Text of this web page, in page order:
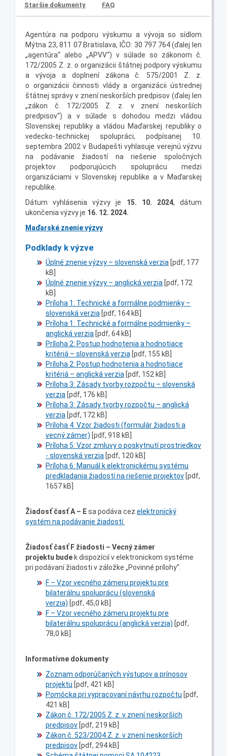
Staršie dokumenty FAQ
Agentúra na podporu výskumu a vývoja so sídlom
Mýtna 23, 811 07 Bratislava, IČO: 30 797 764 (ďalej len
„agentúra“ alebo „APVV“) v súlade so zákonom č.
172/2005 Z. z. o organizácii štátnej podpory výskumu
a vývoja a doplnení zákona č. 575/2001 Z. z.
o organizácii činnosti vlády a organizácii ústrednej
štátnej správy v znení neskorších predpisov (ďalej len
„zákon č. 172/2005 Z. z. v znení neskorších
predpisov“) a v súlade s dohodou medzi vládou
Slovenskej republiky a vládou Maďarskej republiky o
vedecko-technickej spolupráci, podpísanej 10.
septembra 2002 v Budapešti vyhlasuje verejnú výzvu
na podávanie žiadostí na riešenie spoločných
projektov podporujúcich spoluprácu medzi
organizáciami v Slovenskej republike a v Maďarskej
republike.
Dátum vyhlásenia výzvy je 15. 10. 2024, dátum
ukončenia výzvy je 16. 12. 2024.
Maďarské znenie výzvy
Podklady k výzve
Úplné znenie výzvy – slovenská verzia [pdf, 177
kB]
Úplné znenie výzvy – anglická verzia [pdf, 172
kB]
Príloha 1: Technické a formálne podmienky –
slovenská verzia [pdf, 164 kB]
Príloha 1: Technické a formálne podmienky –
anglická verzia [pdf, 64 kB]
Príloha 2: Postup hodnotenia a hodnotiace
kritériá – slovenská verzia [pdf, 155 kB]
Príloha 2: Postup hodnotenia a hodnotiace
kritériá – anglická verzia [pdf, 152 kB]
Príloha 3: Zásady tvorby rozpočtu – slovenská
verzia [pdf, 176 kB]
Príloha 3: Zásady tvorby rozpočtu – anglická
verzia [pdf, 172 kB]
Príloha 4: Vzor žiadosti (formulár žiadosti a
vecný zámer) [pdf, 918 kB]
Príloha 5: Vzor zmluvy o poskytnutí prostriedkov
- slovenská verzia [pdf, 120 kB]
Príloha 6: Manuál k elektronickému systému
predkladania žiadostí na riešenie projektov [pdf,
1657 kB]
Žiadosť časť A – Esa podáva cez elektronický
systém na podávanie žiadostí.
Žiadosť časť F žiadosti – Vecný zámer
projektu bude k dispozícií v elektronickom systéme
pri podávaní žiadosti v záložke „Povinné prílohy“.
F – Vzor vecného zámeru projektu pre
bilaterálnu spoluprácu (slovenská
verzia) [pdf, 45,0 kB]
F – Vzor vecného zámeru projektu pre
bilaterálnu spoluprácu (anglická verzia) [pdf,
78,0 kB]
Informatívne dokumenty
Zoznam odporúčaných výstupov a prínosov
projektu [pdf, 421 kB]
Pomôcka pri vypracovaní návrhu rozpočtu [pdf,
421 kB]
Zákon č. 172/2005 Z. z. v znení neskorších
predpisov [pdf, 219 kB]
Zákon č. 523/2004 Z. z. v znení neskorších
predpisov [pdf, 294 kB]